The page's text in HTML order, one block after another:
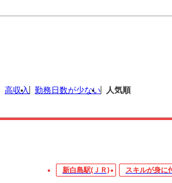
高収入 勤務日数が少ない 人気順
新白島駅(ＪＲ) スキルが身に